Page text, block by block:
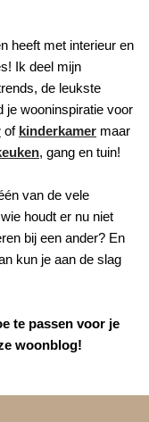
heeft met interieur en
Ik deel mijn
de leukste
je wooninspiratie voor
of kinderkamer maar
, gang en tuin!
van de vele
houdt er nu niet
bij een ander? En
kun je aan de slag
te passen voor je
woonblog!